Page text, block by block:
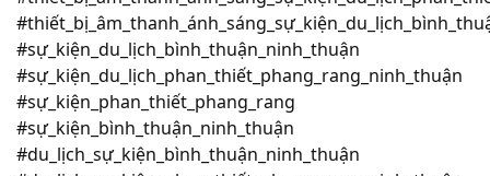
#sự_kiện_du_lịch_bình_thuận_ninh_thuận
#sự_kiện_du_lịch_phan_thiết_phang_rang_ninh_thuận
#sự_kiện_phan_thiết_phang_rang
#sự_kiện_bình_thuận_ninh_thuận
#du_lịch_sự_kiện_bình_thuận_ninh_thuận